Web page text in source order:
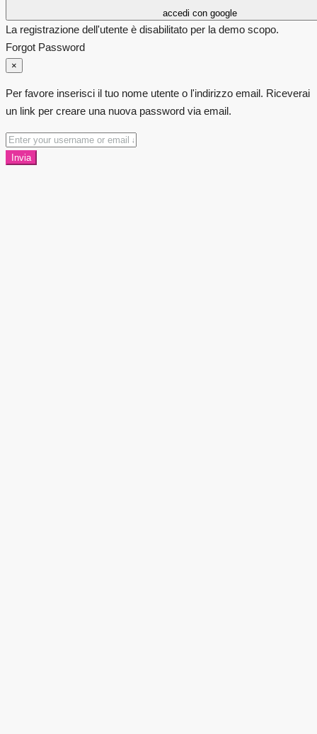
accedi con google
La registrazione dell'utente è disabilitato per la demo scopo.
Forgot Password
×
Per favore inserisci il tuo nome utente o l'indirizzo email. Riceverai
un link per creare una nuova password via email.
Invia